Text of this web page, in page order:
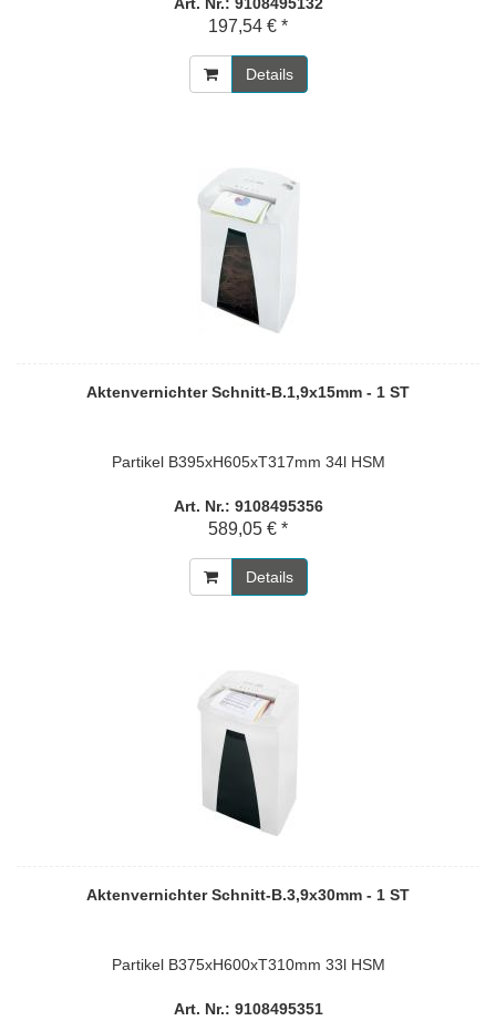
197,54 € *
Details
Aktenvernichter Schnitt-B.1,9x15mm - 1 ST
Partikel B395xH605xT317mm 34l HSM
Art. Nr.: 9108495356
589,05 € *
Details
Aktenvernichter Schnitt-B.3,9x30mm - 1 ST
Partikel B375xH600xT310mm 33l HSM
Art. Nr.: 9108495351